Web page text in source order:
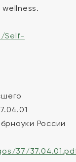
Self-
России
37/